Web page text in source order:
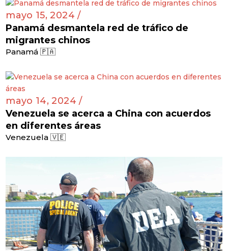
mayo 15, 2024 /
Panamá desmantela red de tráfico de
migrantes chinos
Panamá 🇵🇦
mayo 14, 2024 /
Venezuela se acerca a China con acuerdos
en diferentes áreas
Venezuela 🇻🇪